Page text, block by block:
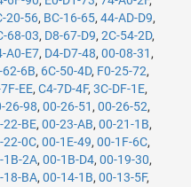
20-56, BC-16-65, 44-AD-D9,
68-03, D8-67-D9, 2C-54-2D,
A0-E7, D4-D7-48, 00-08-31 ,
62-6B, 6C-50-4D, F0-25-72,
EE, C4-7D-4F, 3C-DF-1E,
26-98, 00-26-51 , 00-26-52,
22-BE, 00-23-AB, 00-21-1B,
22-0C, 00-1E-49, 00-1F-6C,
1B-2A, 00-1B-D4, 00-19-30,
18-BA, 00-14-1B, 00-13-5F,